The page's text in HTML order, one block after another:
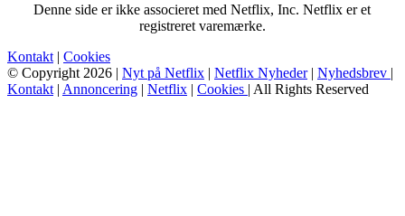
Denne side er ikke associeret med Netflix, Inc. Netflix er et
registreret varemærke.
Kontakt | Cookies
© Copyright 2026 | Nyt på Netflix | Netflix Nyheder| Nyhedsbrev |
Kontakt | Annoncering | Netflix | Cookies | All Rights Reserved